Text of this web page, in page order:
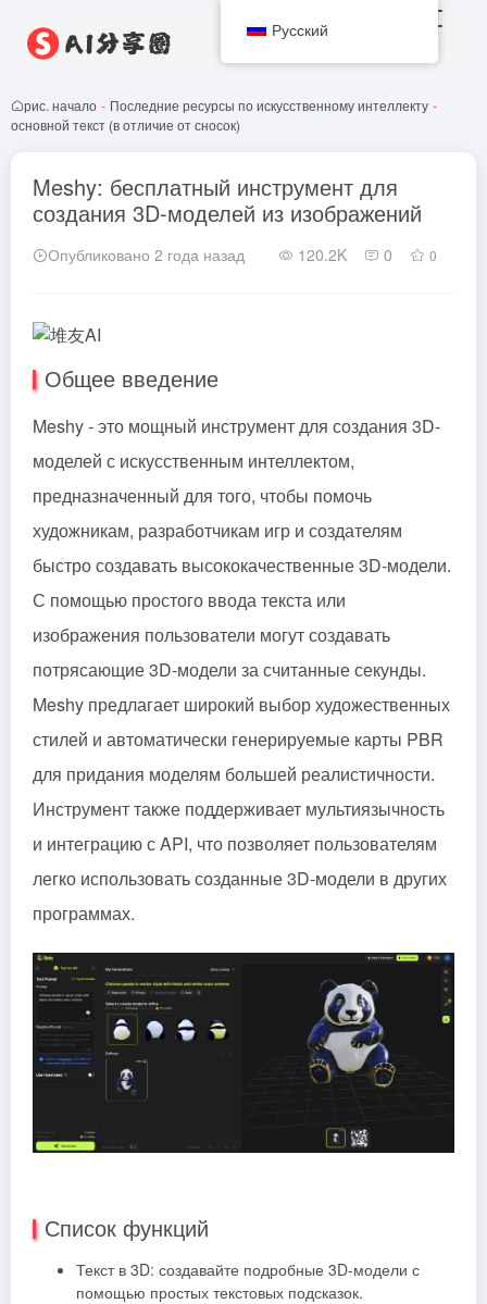
рис. начало - Последние ресурсы по искусственному интеллекту -
основной текст (в отличие от сносок)
Meshy: бесплатный инструмент для
создания 3D-моделей из изображений
Опубликовано 2 года назад 120.2K 0 0
Общее введение
Meshy - это мощный инструмент для создания 3D-
моделей с искусственным интеллектом,
предназначенный для того, чтобы помочь
художникам, разработчикам игр и создателям
быстро создавать высококачественные 3D-модели.
С помощью простого ввода текста или
изображения пользователи могут создавать
потрясающие 3D-модели за считанные секунды.
Meshy предлагает широкий выбор художественных
стилей и автоматически генерируемые карты PBR
для придания моделям большей реалистичности.
Инструмент также поддерживает мультиязычность
и интеграцию с API, что позволяет пользователям
легко использовать созданные 3D-модели в других
программах.
Список функций
Текст в 3D: создавайте подробные 3D-модели с
помощью простых текстовых подсказок.
Русский